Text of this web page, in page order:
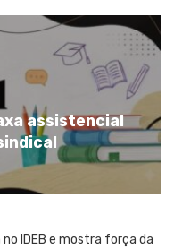
assistencial
IDEB e mostra força da